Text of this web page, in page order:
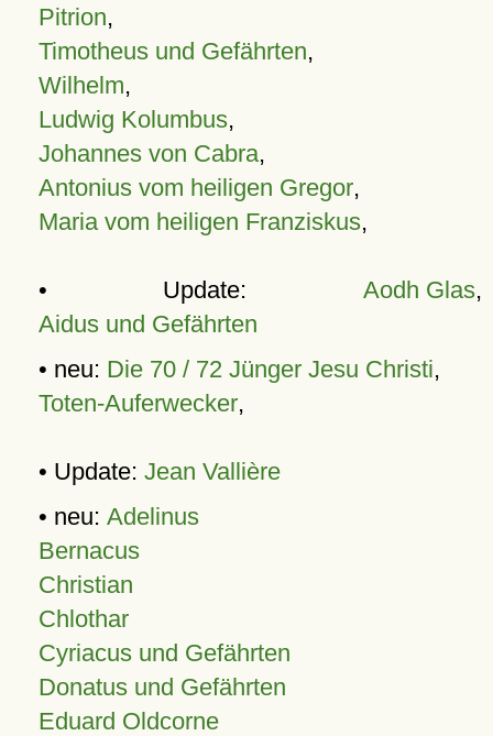
Pitrion,
Timotheus und Gefährten,
Wilhelm,
Ludwig Kolumbus,
Johannes von Cabra,
Antonius vom heiligen Gregor,
Maria vom heiligen Franziskus,
• Update: Aodh Glas,
Aidus und Gefährten
• neu: Die 70 / 72 Jünger Jesu Christi,
Toten-Auferwecker,
• Update: Jean Vallière
• neu: Adelinus
Bernacus
Christian
Chlothar
Cyriacus und Gefährten
Donatus und Gefährten
Eduard Oldcorne